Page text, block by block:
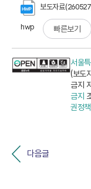
보도자료
hwp 빠른보기
서울
(보도
금지
금지
권정
다음글